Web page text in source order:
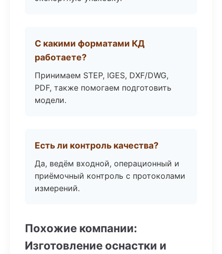
С какими форматами КД
работаете?
Принимаем STEP, IGES, DXF/DWG,
PDF, также помогаем подготовить
модели.
Есть ли контроль качества?
Да, ведём входной, операционный и
приёмочный контроль с протоколами
измерений.
Похожие компании:
Изготовление оснастки и